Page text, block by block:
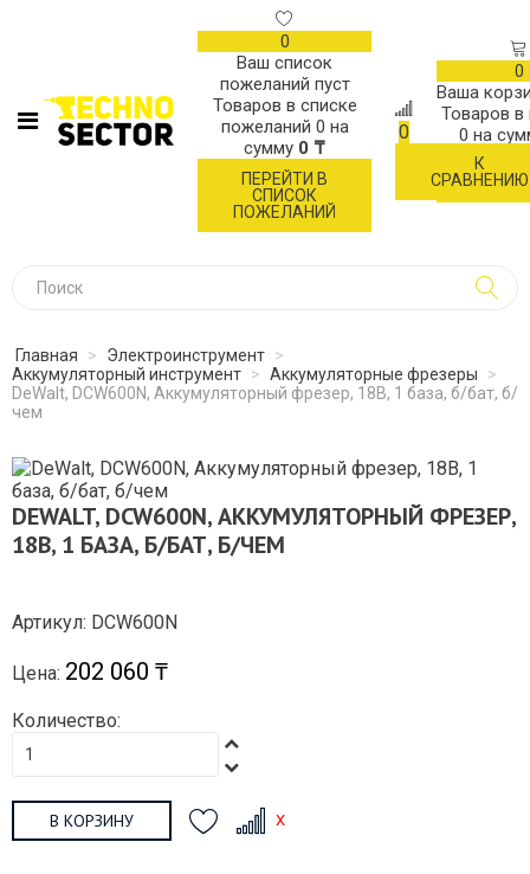
0
Ваш список
пожеланий пуст
Товаров в списке
пожеланий 0 на
сумму 0 ₸
ПЕРЕЙТИ В
СПИСОК
ПОЖЕЛАНИЙ
0
К
СРАВНЕНИЮ
0
Ваша
Товаров в
0 на
Главная > Электроинструмент >
Аккумуляторный инструмент > Аккумуляторные фрезеры
>
DeWalt, DCW600N, Аккумуляторный фрезер, 18В, 1 база, б/бат, б/
чем
DEWALT, DCW600N, АККУМУЛЯТОРНЫЙ ФРЕЗЕР,
18В, 1 БАЗА, Б/БАТ, Б/ЧЕМ
Артикул: DCW600N
Цена: 202 060 ₸
Количество:
В КОРЗИНУ